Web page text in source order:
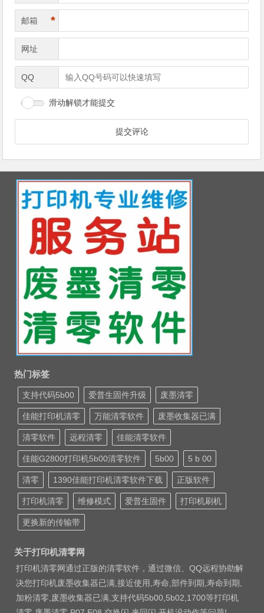
邮箱 *
网址
QQ
滑动解锁才能提交
热门标签
支持代码5b00 爱普生固件升级 废墨清零
佳能打印机清零 万能清零软件 废墨收集器已满
清零软件 远程清零 佳能清零软件
佳能G2800打印机5b00清零软件 5b00 5 b 00
清零 1390佳能打印机清零软件下载 正版软件
打印机清零 维修模式 爱普生固件 打印机刷机
更换新的传输带
关于打印机清零网
打印机清零网通过正版的清零软件，通过微信、QQ远程协助解
决您打印机废墨收集器已满,接近使用,寿命,部件到期,寿命到期,
加粉清零,废墨收集器已满,支持代码5b00,5b02,1700等打印机